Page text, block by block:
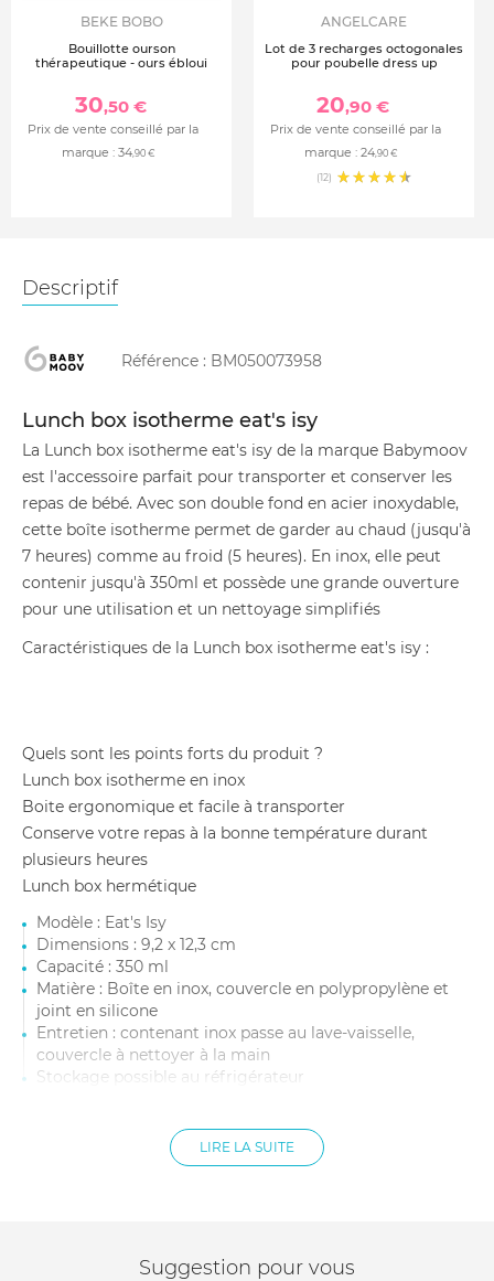
BEKE BOBO
Bouillotte ourson
thérapeutique - ours ébloui
30,50 €
Prix de vente conseillé par la
marque : 34,90 €
ANGELCARE
Lot de 3 recharges octogonales
pour poubelle dress up
20,90 €
Prix de vente conseillé par la
marque : 24,90 €
(12)
Descriptif
Référence : BM050073958
Lunch box isotherme eat's isy
La Lunch box isotherme eat's isy de la marque Babymoov
est l'accessoire parfait pour transporter et conserver les
repas de bébé. Avec son double fond en acier inoxydable,
cette boîte isotherme permet de garder au chaud (jusqu'à
7 heures) comme au froid (5 heures). En inox, elle peut
contenir jusqu'à 350ml et possède une grande ouverture
pour une utilisation et un nettoyage simplifiés
Caractéristiques de la Lunch box isotherme eat's isy :
Quels sont les points forts du produit ?
Lunch box isotherme en inox
Boite ergonomique et facile à transporter
Conserve votre repas à la bonne température durant
plusieurs heures
Lunch box hermétique
Modèle : Eat's Isy
Dimensions : 9,2 x 12,3 cm
Capacité : 350 ml
Matière : Boîte en inox, couvercle en polypropylène et
joint en silicone
Entretien : contenant inox passe au lave-vaisselle,
couvercle à nettoyer à la main
Stockage possible au réfrigérateur
LIRE LA SUITE
Suggestion pour vous